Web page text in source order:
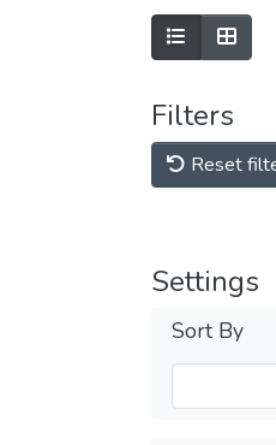
Filters
Reset
Settings
Sort By